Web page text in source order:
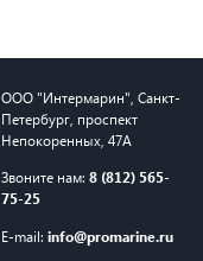
ООО "Интермарин" Санкт-
Петербург, проспект
Непокоренных, 47А
Звоните нам: 8 (812) 565-
75-25
E-mail: info@promarine.ru